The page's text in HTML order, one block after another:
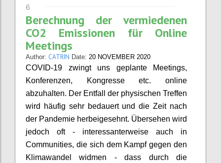
6
Berechnung der vermiedenen
CO2 Emissionen für Online
Meetings
Author: CATRIN Date: 20 NOVEMBER 2020
COVID-19 zwingt uns geplante Meetings,
Konferenzen, Kongresse etc. online
abzuhalten. Der Entfall der physischen Treffen
wird häufig sehr bedauert und die Zeit nach
der Pandemie herbeigesehnt. Übersehen wird
jedoch oft - interessanterweise auch in
Communities, die sich dem Kampf gegen den
Klimawandel widmen - dass durch die